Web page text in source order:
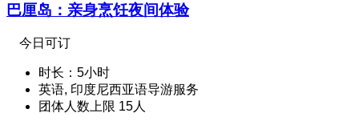
巴厘岛：亲身烹饪夜间体验
今日可订
时长：5小时
英语, 印度尼西亚语导游服务
团体人数上限 15人